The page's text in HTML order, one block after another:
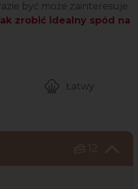
być może zainteresuje
zrobić idealny spód na
Łatwy
12